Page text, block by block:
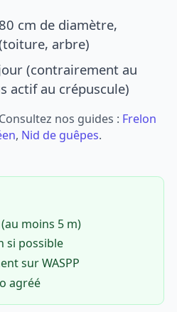
cm de diamètre,
arbre)
(contrairement au
actif au crépuscule)
nos guides : Frelon
, Nid de guêpes.
moins 5 m)
si possible
sur WASPP
agréé